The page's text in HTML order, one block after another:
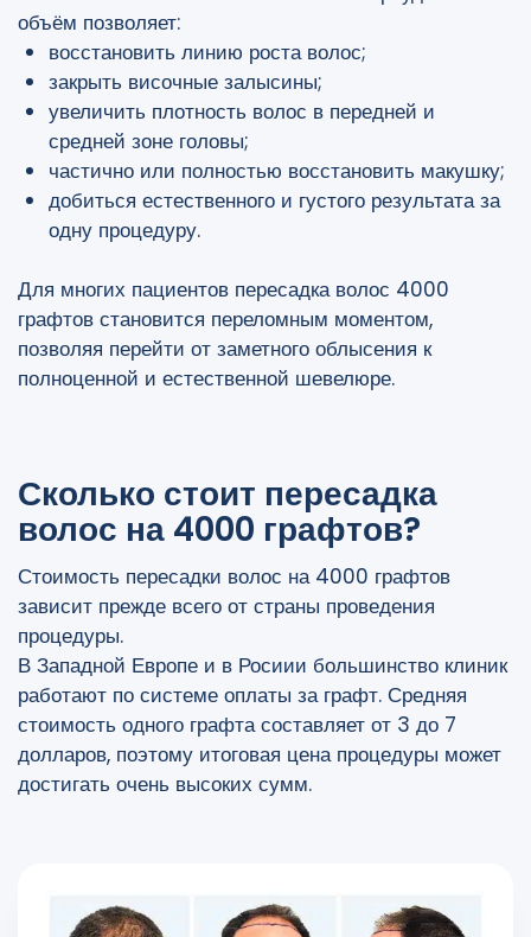
объём позволяет:
восстановить линию роста волос;
закрыть височные залысины;
увеличить плотность волос в передней и
средней зоне головы;
частично или полностью восстановить макушку;
добиться естественного и густого результата за
одну процедуру.
Для многих пациентов пересадка волос 4000
графтов становится переломным моментом,
позволяя перейти от заметного облысения к
полноценной и естественной шевелюре.
Сколько стоит пересадка
волос на 4000 графтов?
Стоимость пересадки волос на 4000 графтов
зависит прежде всего от страны проведения
процедуры.
В Западной Европе и в Росиии большинство клиник
работают по системе оплаты за графт. Средняя
стоимость одного графта составляет от 3 до 7
долларов, поэтому итоговая цена процедуры может
достигать очень высоких сумм.